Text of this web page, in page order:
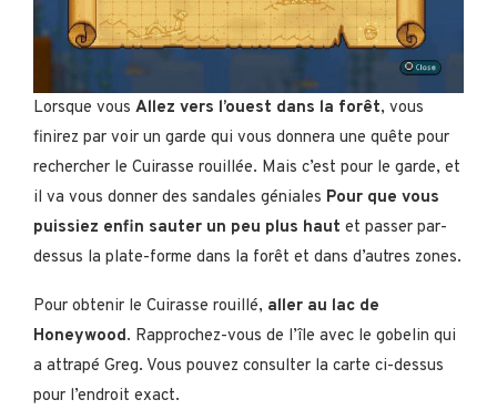
Lorsque vous Allez vers l’ouest dans la forêt, vous
finirez par voir un garde qui vous donnera une quête pour
rechercher le Cuirasse rouillée. Mais c’est pour le garde, et
il va vous donner des sandales géniales Pour que vous
puissiez enfin sauter un peu plus haut et passer par-
dessus la plate-forme dans la forêt et dans d’autres zones.
Pour obtenir le Cuirasse rouillé, aller au lac de
Honeywood. Rapprochez-vous de l’île avec le gobelin qui
a attrapé Greg. Vous pouvez consulter la carte ci-dessus
pour l’endroit exact.